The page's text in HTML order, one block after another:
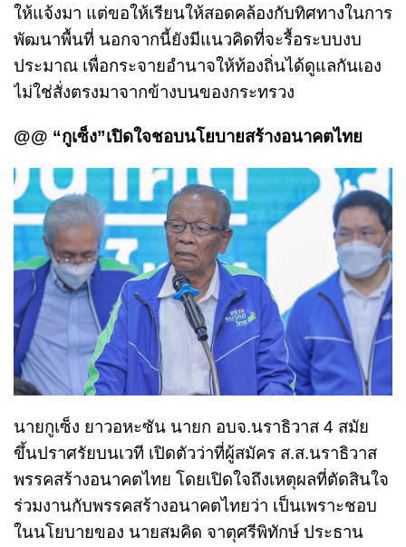
ให้แจ้งมา แต่ขอให้เรียนให้สอดคล้องกับทิศทางในการ
พัฒนาพื้นที่ นอกจากนี้ยังมีแนวคิดที่จะรื้อระบบงบ
ประมาณ เพื่อกระจายอำนาจให้ท้องถิ่นได้ดูแลกันเอง
ไม่ใช่สั่งตรงมาจากข้างบนของกระทรวง
@@ “กูเซ็ง”เปิดใจชอบนโยบายสร้างอนาคตไทย
นายกูเซ็ง ยาวอหะซัน นายก อบจ.นราธิวาส 4 สมัย
ขึ้นปราศรัยบนเวที เปิดตัวว่าที่ผู้สมัคร ส.ส.นราธิวาส
พรรคสร้างอนาคตไทย โดยเปิดใจถึงเหตุผลที่ตัดสินใจ
ร่วมงานกับพรรคสร้างอนาคตไทยว่า เป็นเพราะชอบ
ในนโยบายของ นายสมคิด จาตุศรีพิทักษ์ ประธาน